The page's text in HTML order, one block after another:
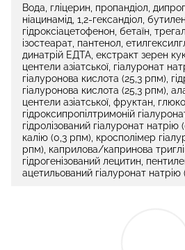
Вода, гліцерин, пропандіол,
ніацинамід, 1,2-гександіол,
гідроксіацетофенон, бетаїн,
ізостеарат, пантенол,
динатрій ЕДТА, екстракт зерен
центели азіатської, гіалуронат
гіалуронова кислота (25,3 pпм),
гіалуронова кислота (25,3 pпм),
центели азіатської, фруктан,
гідроксипропілтримоній
гідролізований гіалуронат
калію (0,3 pпм), кросполімер
pпм), каприлова/капринова
гідрогенізований лецитин,
ацетильований гіалуронат натрію